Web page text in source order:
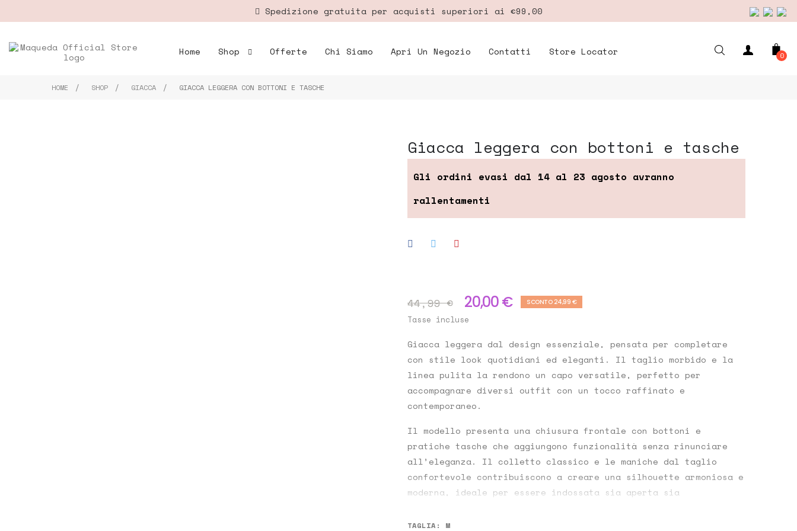
Spedizione gratuita per acquisti superiori ai €99,00
Home Shop Offerte Chi Siamo Apri Un Negozio Contatti Store Locator 0
HOME SHOP GIACCA GIACCA LEGGERA CON BOTTONI E TASCHE
giacca leggera con bottoni e tasche
44,99 € 20,00 € SCONTO 24,99 €
Tasse incluse
Giacca leggera dal design essenziale, pensata per completare
con stile look quotidiani ed eleganti. Il taglio morbido e la
linea pulita la rendono un capo versatile, perfetto per
accompagnare diversi outfit con un tocco raffinato e
contemporaneo.
Il modello presenta una chiusura frontale con bottoni e
pratiche tasche che aggiungono funzionalità senza rinunciare
all’eleganza. Il colletto classico e le maniche dal taglio
confortevole contribuiscono a creare una silhouette armoniosa e
moderna, ideale per essere indossata sia aperta sia
TAGLIA: M